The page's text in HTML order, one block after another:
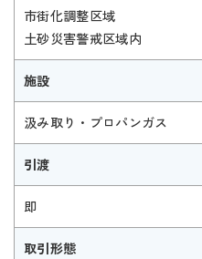
市街化調整区域
土砂災害警戒区域内
施設
汲み取り・プロパンガス
引渡
即
取引形態